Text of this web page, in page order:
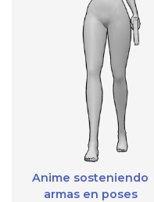
Anime sosteniendo
armas en poses